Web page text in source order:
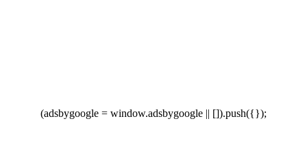
(adsbygoogle = window.adsbygoogle || []).push({});